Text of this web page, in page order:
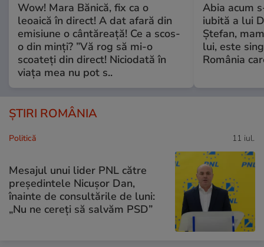
Wow! Mara Bănică, fix ca o
leoaică în direct! A dat afară din
emisiune o cântăreață! Ce a scos-
o din minți? ”Vă rog să mi-o
scoateți din direct! Niciodată în
viața mea nu pot s..
Abia acum
iubită a lui
Ștefan,
lui, este
România
ȘTIRI ROMÂNIA
Politică 11 iul.
Mesajul unui lider PNL către
președintele Nicușor Dan,
înainte de consultările de luni:
„Nu ne cereți să salvăm PSD”